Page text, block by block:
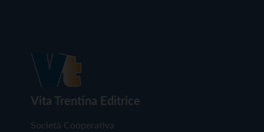
Vita Trentina Editrice
Società Cooperativa